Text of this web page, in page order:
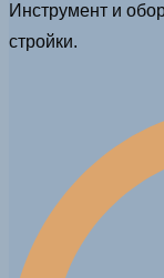
Инструмент и
стройки.